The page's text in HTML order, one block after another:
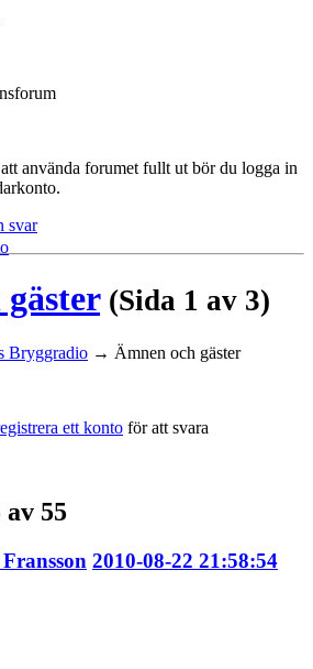
använda forumet fullt ut bör du logga in
svar
(Sida 1 av 3)
Bryggradio → Ämnen och gäster
ett konto för att svara
55
2010-08-22 21:58:54